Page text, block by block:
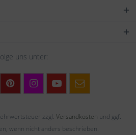
uns unter:
zzgl. Versandkosten und ggf.
wenn nicht anders beschrieben.